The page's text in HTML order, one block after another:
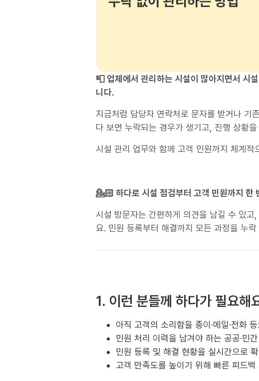
📮 업체에서 관리하는 시설이 많아지면서 시
니다.
지금처럼 담당자 연락처로 문자를 받거나 기
다 보면 누락되는 경우가 생기고, 진행 상황
시설 관리 업무와 함께 고객 민원까지 체계
💁🏻 하다로 시설 점검부터 고객 민원까지 한
시설 방문자는 간편하게 의견을 남길 수 있
요. 민원 등록부터 해결까지 모든 과정을 누
1. 이런 분들께 하다가 필요해
아직 고객의 소리함을 종이·메일·전화
민원 처리 이력을 남겨야 하는 공공·민
민원 등록 및 해결 현황을 실시간으로
고객 만족도를 높이기 위해 빠른 피드